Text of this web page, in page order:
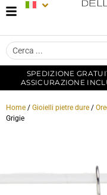
SPEDIZIONE
ASSICURAZIONE
Home / Gioielli pietre dure /
Grigie